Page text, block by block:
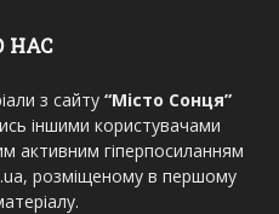
НАС
з сайту “Місто Сонця”
іншими користувачами
активним гіперпосиланням
розміщеному в першому